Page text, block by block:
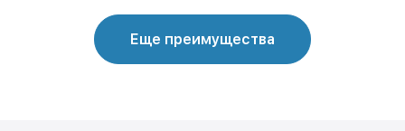
Еще преимущества